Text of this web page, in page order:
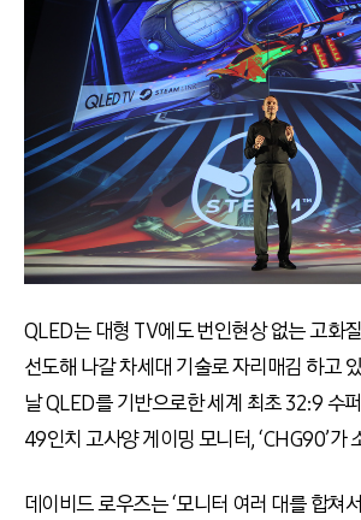
QLED는 대형 TV에도 번인현상 없는 고화
선도해 나갈 차세대 기술로 자리매김 하고
날 QLED를 기반으로한 세계 최초 32:9 수
49인치 고사양 게이밍 모니터, ‘CHG90’가
데이비드 로우즈는 ‘모니터 여러 대를 합쳐